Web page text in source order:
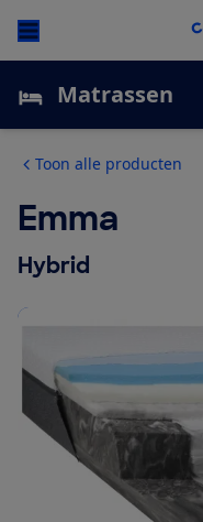
Matrassen
Toon alle producten
Emma
Hybrid